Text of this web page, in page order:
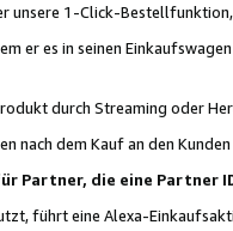
unsere 1-Click-
er es in seinen
durch Streaming oder
nach dem Kauf an den
Partner, die eine Partner
führt eine Alexa-